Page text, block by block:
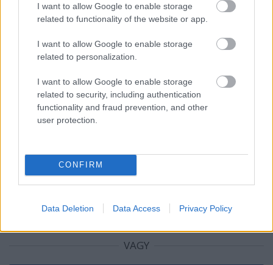
I want to allow Google to enable storage
related to functionality of the website or app.
I want to allow Google to enable storage
related to personalization.
I want to allow Google to enable storage
related to security, including authentication
functionality and fraud prevention, and other
user protection.
CONFIRM
Data Deletion Data Access Privacy Policy
Szólj hozzá!
A hozzászóláshoz be kell lépned!
VAGY